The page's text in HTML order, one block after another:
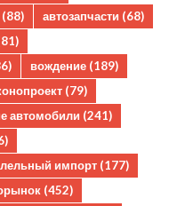
(88) автозапчасти (68)
вождение (189)
(79)
автомобили (241)
импорт (177)
(452)